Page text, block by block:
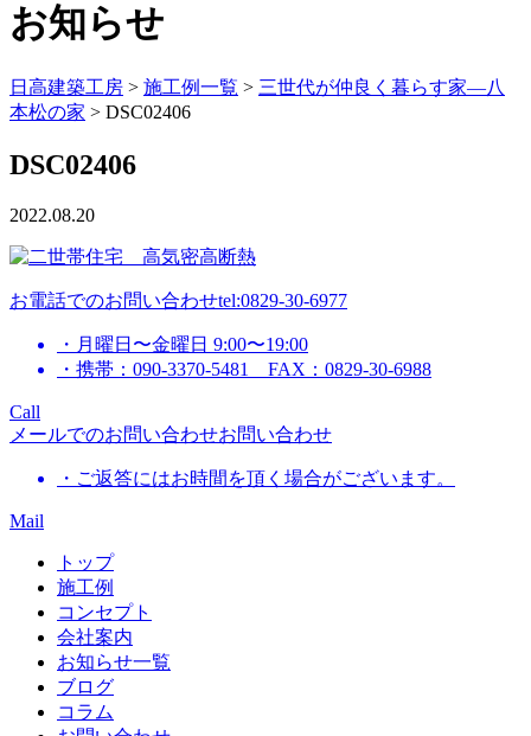
お知らせ
日高建築工房 > 施工例一覧 > 三世代が仲良く暮らす家―八
本松の家 > DSC02406
DSC02406
2022.08.20
お電話でのお問い合わせtel:0829-30-6977
・月曜日〜金曜日 9:00〜19:00
・携帯：090-3370-5481 FAX：0829-30-6988
Call
メールでのお問い合わせお問い合わせ
・ご返答にはお時間を頂く場合がございます。
Mail
トップ
施工例
コンセプト
会社案内
お知らせ一覧
ブログ
コラム